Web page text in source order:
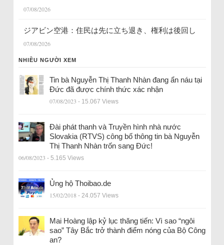
07/08/2026
ジアビン空港：住民は先に立ち退き、権利は後回し
07/08/2026
NHIỀU NGƯỜI XEM
Tin bà Nguyễn Thị Thanh Nhàn đang ẩn náu tại
Đức đã được chính thức xác nhận
07/08/2023 - 15.067 Views
Đài phát thanh và Truyền hình nhà nước
Slovakia (RTVS) công bố thông tin bà Nguyễn
Thị Thanh Nhàn trốn sang Đức!
06/08/2023 - 5.165 Views
Ủng hộ Thoibao.de
15/02/2018 - 24.057 Views
Mai Hoàng lập kỷ lục thăng tiến: Vì sao “ngôi
sao” Tây Bắc trở thành điểm nóng của Bộ Công
an?